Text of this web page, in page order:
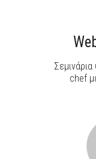
chef